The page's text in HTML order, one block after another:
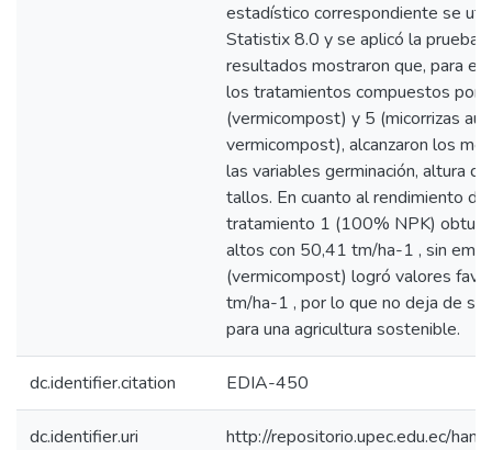
estadístico correspondiente se
Statistix 8.0 y se aplicó la prueba
resultados mostraron que, para
los tratamientos compuestos por
(vermicompost) y 5 (micorrizas
vermicompost), alcanzaron los
las variables germinación, altura
tallos. En cuanto al rendimiento
tratamiento 1 (100% NPK)
altos con 50,41 tm/ha-1 , sin
(vermicompost) logró valores
tm/ha-1 , por lo que no deja de
para una agricultura sostenible.
dc.identifier.citation EDIA-450
dc.identifier.uri http://repositorio.upec.edu.ec/